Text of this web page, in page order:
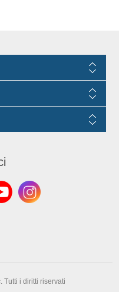
Tutti i diritti riservati